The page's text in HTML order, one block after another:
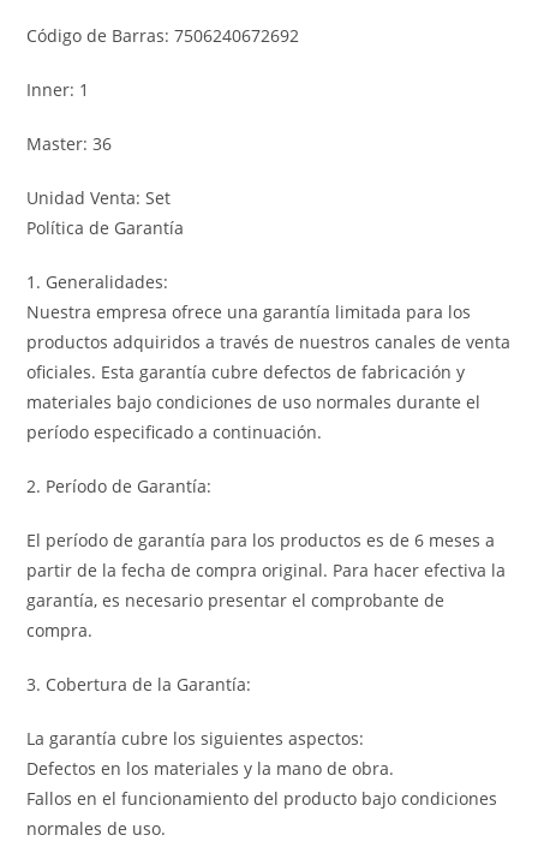
Código de Barras: 7506240672692
Inner: 1
Master: 36
Unidad Venta: Set
Política de Garantía
1. Generalidades:
Nuestra empresa ofrece una garantía limitada para los
productos adquiridos a través de nuestros canales de venta
oficiales. Esta garantía cubre defectos de fabricación y
materiales bajo condiciones de uso normales durante el
período especificado a continuación.
2. Período de Garantía:
El período de garantía para los productos es de 6 meses a
partir de la fecha de compra original. Para hacer efectiva la
garantía, es necesario presentar el comprobante de
compra.
3. Cobertura de la Garantía:
La garantía cubre los siguientes aspectos:
Defectos en los materiales y la mano de obra.
Fallos en el funcionamiento del producto bajo condiciones
normales de uso.